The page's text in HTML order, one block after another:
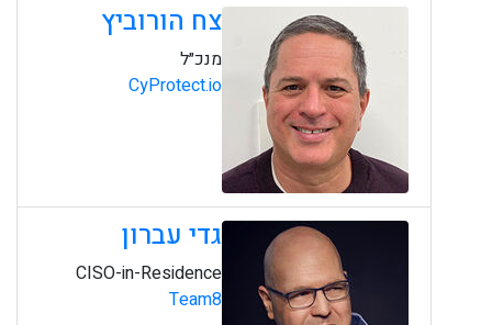
צח הורוביץ
מנכ״ל
CyProtect.io
גדי עברון
CISO-in-Residence
Team8